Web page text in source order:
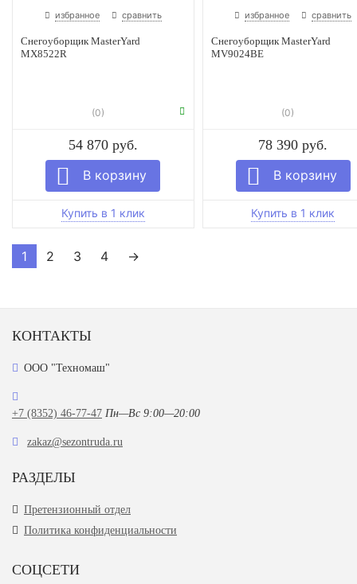
избранное сравнить
Снегоуборщик MasterYard
MX8522R
(0)
54 870 руб.
избранное сравнить
Снегоуборщик MasterYard
MV9024BE
(0)
78 390 руб.
1 2 3 4 →
КОНТАКТЫ
ООО "Техномаш"
+7 (8352) 46-77-47 Пн—Вс 9:00—20:00
zakaz@sezontruda.ru
РАЗДЕЛЫ
Претензионный отдел
Политика конфиденциальности
СОЦСЕТИ